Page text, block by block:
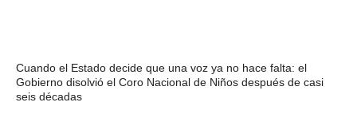
Cuando el Estado decide que una voz ya no hace falta: el
Gobierno disolvió el Coro Nacional de Niños después de casi
seis décadas